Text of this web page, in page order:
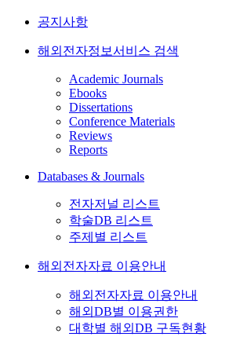
공지사항
해외전자정보서비스 검색
Academic Journals
Ebooks
Dissertations
Conference Materials
Reviews
Reports
Databases & Journals
전자저널 리스트
학술DB 리스트
주제별 리스트
해외전자자료 이용안내
해외전자자료 이용안내
해외DB별 이용권한
대학별 해외DB 구독현황